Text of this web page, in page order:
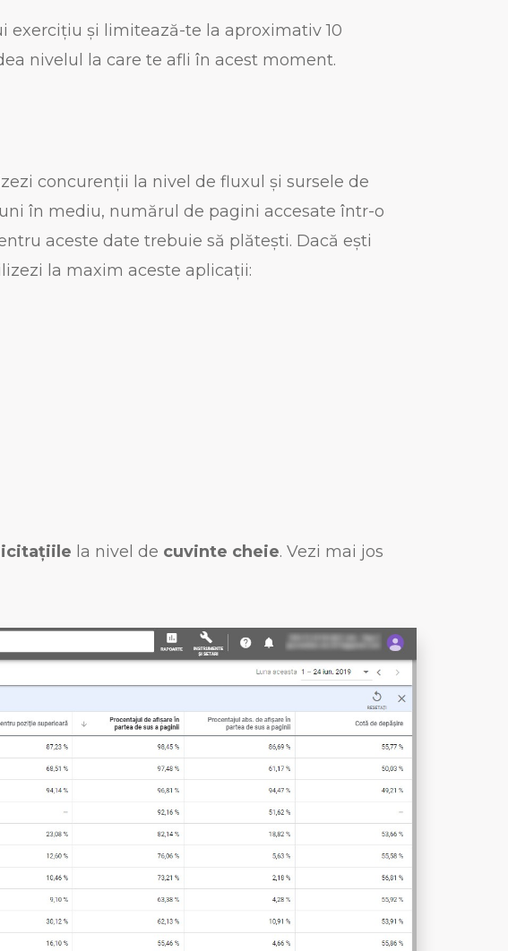
și limitează-te la aproximativ 10
nivelul la care te afli în acest moment.
concurenții la nivel de fluxul și sursele de
în mediu, numărul de pagini accesate într-o
aceste date trebuie să plătești. Dacă ești
la maxim aceste aplicații:
la nivel de cuvinte cheie. Vezi mai jos